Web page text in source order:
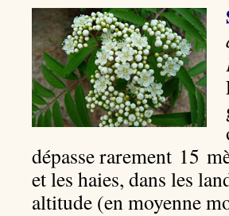
dépasse rarement 15
et les haies, dans les
altitude (en moyenne